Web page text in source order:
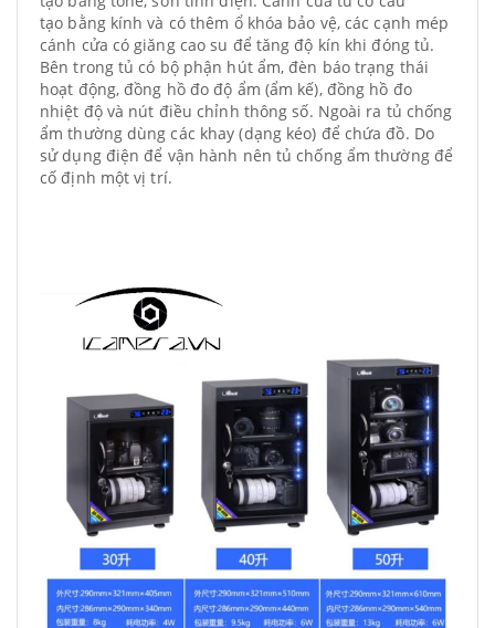
tạo bằng kính và có thêm ổ khóa bảo vệ, các cạnh mép
cánh cửa có giăng cao su để tăng độ kín khi đóng tủ.
Bên trong tủ có bộ phận hút ẩm, đèn báo trạng thái
hoạt động, đồng hồ đo độ ẩm (ẩm kế), đồng hồ đo
nhiệt độ và nút điều chỉnh thông số. Ngoài ra tủ chống
ẩm thường dùng các khay (dạng kéo) để chứa đồ. Do
sử dụng điện để vận hành nên tủ chống ẩm thường để
cố định một vị trí.